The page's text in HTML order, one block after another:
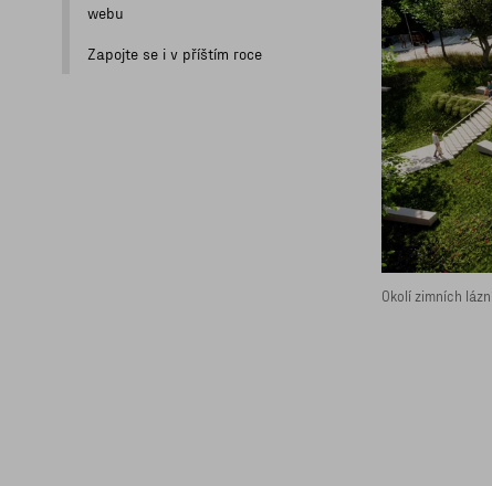
webu
Zapojte se i v příštím roce
Okolí zimních